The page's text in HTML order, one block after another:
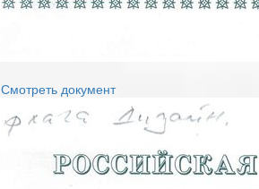
Смотреть документ